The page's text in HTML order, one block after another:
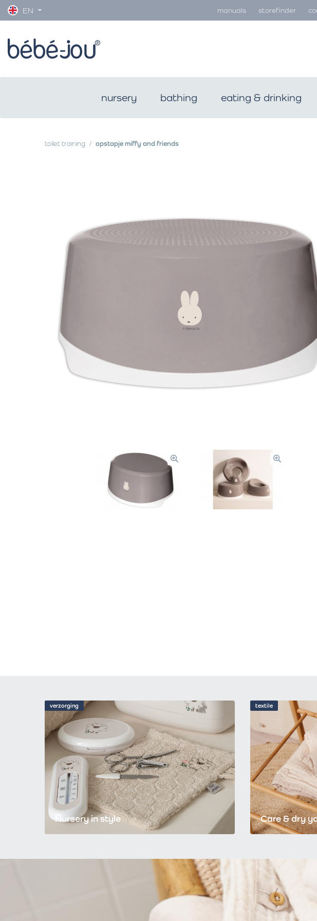
EN manuals storefinder
nursery bathing eating & drinking
toilet training opstapje miffy and friends
verzorging
Nursery in style
textile
Care & dry